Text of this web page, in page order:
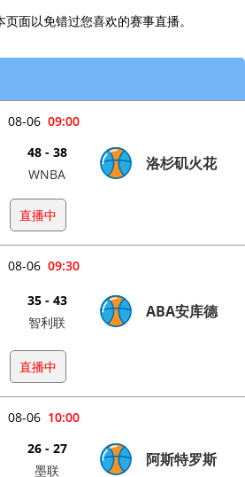
面以免错过您喜欢的赛事直播。
09:00
08-06
48 - 38
WNBA
洛杉矶火花
直播中
09:30
08-06
35 - 43
智利联
ABA安库德
直播中
10:00
08-06
26 - 27
墨联
阿斯特罗斯